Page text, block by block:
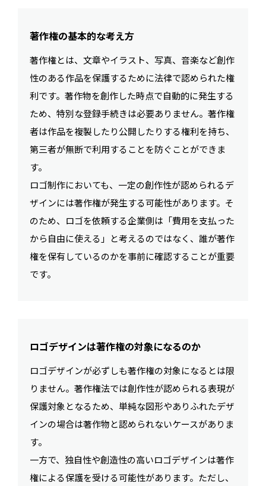
著作権の基本的な考え方
著作権とは、文章やイラスト、写真、音楽など創作
性のある作品を保護するために法律で認められた権
利です。著作物を創作した時点で自動的に発生する
ため、特別な登録手続きは必要ありません。著作権
者は作品を複製したり公開したりする権利を持ち、
第三者が無断で利用することを防ぐことができま
す。
ロゴ制作においても、一定の創作性が認められるデ
ザインには著作権が発生する可能性があります。そ
のため、ロゴを依頼する企業側は「費用を支払った
から自由に使える」と考えるのではなく、誰が著作
権を保有しているのかを事前に確認することが重要
です。
ロゴデザインは著作権の対象になるのか
ロゴデザインが必ずしも著作権の対象になるとは限
りません。著作権法では創作性が認められる表現が
保護対象となるため、単純な図形やありふれたデザ
インの場合は著作物と認められないケースがありま
す。
一方で、独自性や創造性の高いロゴデザインは著作
権による保護を受ける可能性があります。ただし、